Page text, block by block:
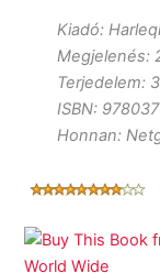
Kiadó:
Megjelenés:
Terjedelem:
ISBN:
Honnan: